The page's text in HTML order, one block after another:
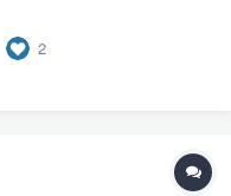
2